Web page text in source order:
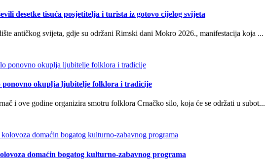
desetke tisuća posjetitelja i turista iz gotovo cijelog svijeta
antičkog svijeta, gdje su održani Rimski dani Mokro 2026., manifestacija koja ...
ponovno okuplja ljubitelje folklora i tradicije
i ove godine organizira smotru folklora Crnačko silo, koja će se održati u subot...
domaćin bogatog kulturno-zabavnog programa